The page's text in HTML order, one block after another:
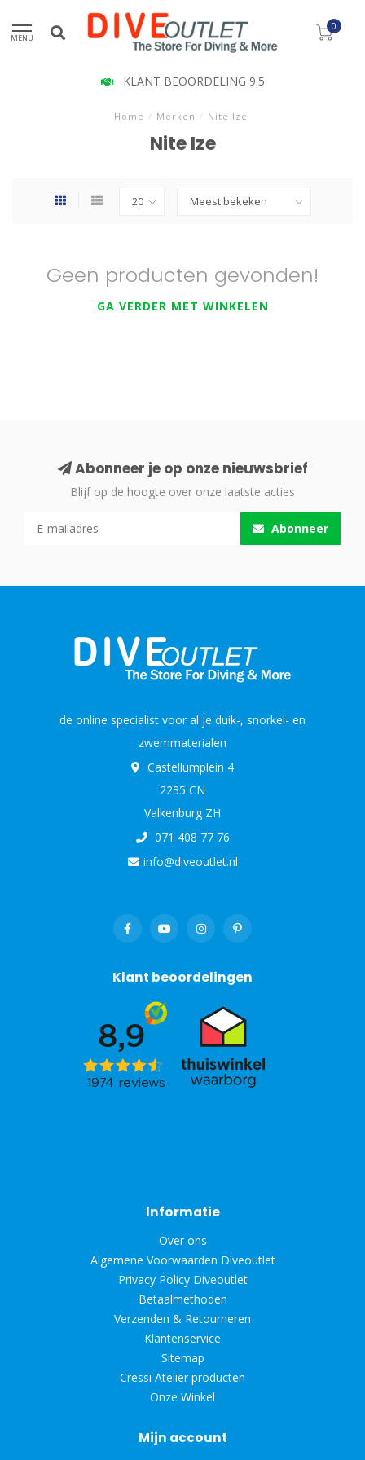
MENU
0
KLANT BEOORDELING 9.5
Home / Merken / Nite Ize
Nite Ize
Geen producten gevonden!
GA VERDER MET WINKELEN
Abonneer je op onze nieuwsbrief
Blijf op de hoogte over onze laatste acties
Abonneer
de online specialist voor al je duik-, snorkel- en
zwemmaterialen
Castellumplein 4
2235 CN
Valkenburg ZH
071 408 77 76
info@diveoutlet.nl
Klant beoordelingen
Informatie
Over ons
Algemene Voorwaarden Diveoutlet
Privacy Policy Diveoutlet
Betaalmethoden
Verzenden & Retourneren
Klantenservice
Sitemap
Cressi Atelier producten
Onze Winkel
Mijn account